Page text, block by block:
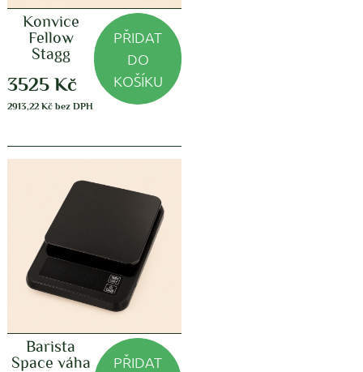
Konvice
Fellow
Stagg
3525 Kč
2913,22 Kčbez DPH
PŘIDAT
DO
KOŠÍKU
Barista
Space váha
PŘIDAT